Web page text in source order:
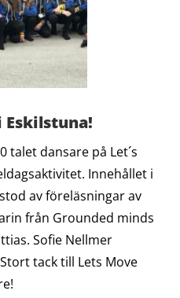
Eskilstuna!
talet dansare på Let´s
Innehållet i
av föreläsningar av
från Grounded minds
Sofie Nellmer
tack till Lets Move